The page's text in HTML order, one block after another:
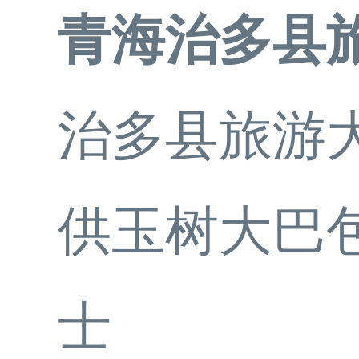
青海治多县
治多县旅游
供玉树大巴
士